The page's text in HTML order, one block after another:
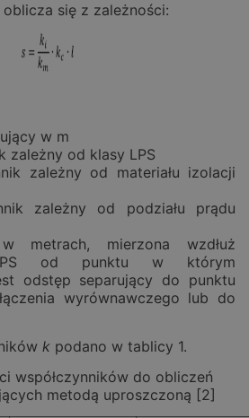
oblicza się z zależności:
w m
zależny od klasy LPS
zależny od materiału izolacji
zależny od podziału prądu
metrach, mierzona wzdłuż
od punktu w którym
odstęp separujący do punktu
wyrównawczego lub do
k podano w tablicy 1.
współczynników do obliczeń
metodą uproszczoną [2]